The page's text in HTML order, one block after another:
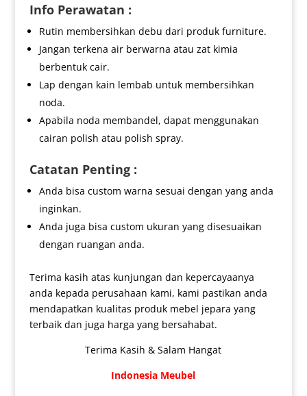
Info Perawatan :
Rutin membersihkan debu dari produk furniture.
Jangan terkena air berwarna atau zat kimia
berbentuk cair.
Lap dengan kain lembab untuk membersihkan
noda.
Apabila noda membandel, dapat menggunakan
cairan polish atau polish spray.
Catatan Penting :
Anda bisa custom warna sesuai dengan yang anda
inginkan.
Anda juga bisa custom ukuran yang disesuaikan
dengan ruangan anda.
Terima kasih atas kunjungan dan kepercayaanya
anda kepada perusahaan kami, kami pastikan anda
mendapatkan kualitas produk mebel jepara yang
terbaik dan juga harga yang bersahabat.
Terima Kasih & Salam Hangat
Indonesia Meubel